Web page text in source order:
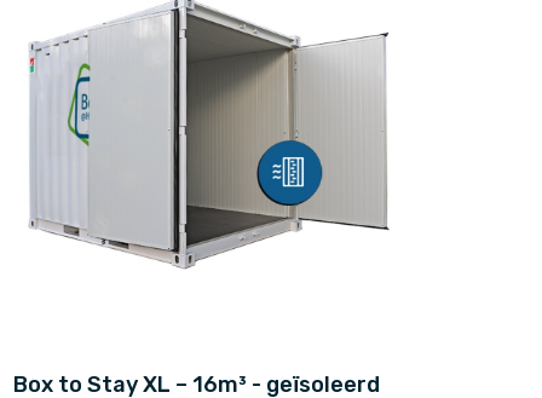
Box to Stay XL – 16m³ - geïsoleerd